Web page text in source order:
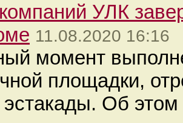
УЛК
11.08.2020 16:16
момент
площадки,
Об